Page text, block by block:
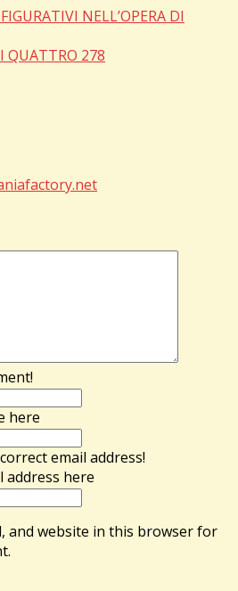
NELL’OPERA DI
QUATTRO 278
here
email address!
address here
and website in this browser for